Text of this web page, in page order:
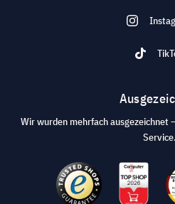
Wir wurden mehrfach ausgezeichnet
Service.